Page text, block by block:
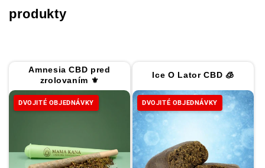
K
c
produkty
Amnesia CBD pred
zrolovaním ⚜
DVOJITÉ OBJEDNÁVKY
Ice O Lator CBD 🧊
DVOJITÉ OBJEDNÁVKY